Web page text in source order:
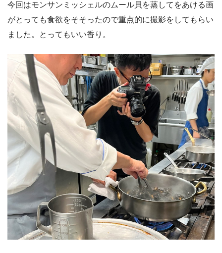
今回はモンサンミッシェルのムール貝を蒸してをあける画
がとっても食欲をそそったので重点的に撮影をしてもらい
ました。とってもいい香り。